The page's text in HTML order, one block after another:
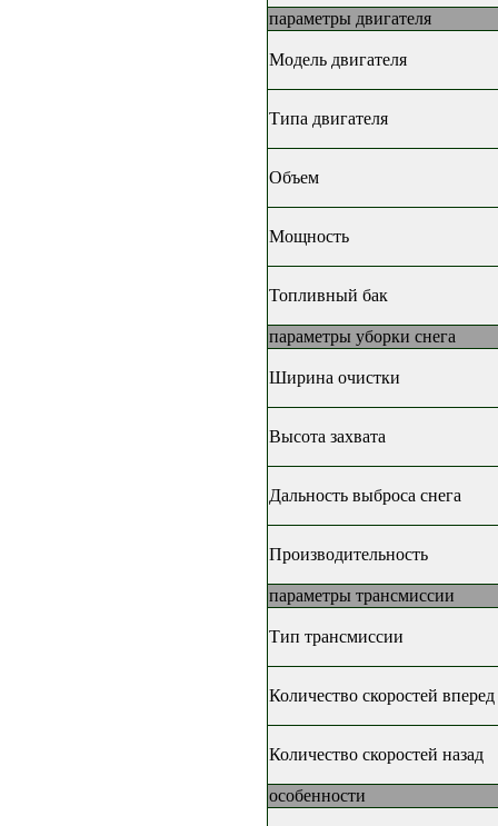
параметры двигателя
Модель двигателя
Типа двигателя
Объем
Мощность
Топливный бак
параметры уборки снега
Ширина очистки
Высота захвата
Дальность выброса снега
Производительность
параметры трансмиссии
Тип трансмиссии
Количество скоростей вперед
Количество скоростей назад
особенности